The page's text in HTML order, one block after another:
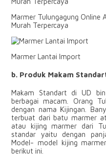
Marmer Tulungagung Online
Murah Terpercaya
Marmer Lantai Import
b. Produk Makam
Makam Standart di UD
berbagai macam. Orang
dengan nama Kijingan.
terbuat dari batu marmer
atau kijing marmer dari
standar yaitu dengan
Model- model kijing
berikut ini.